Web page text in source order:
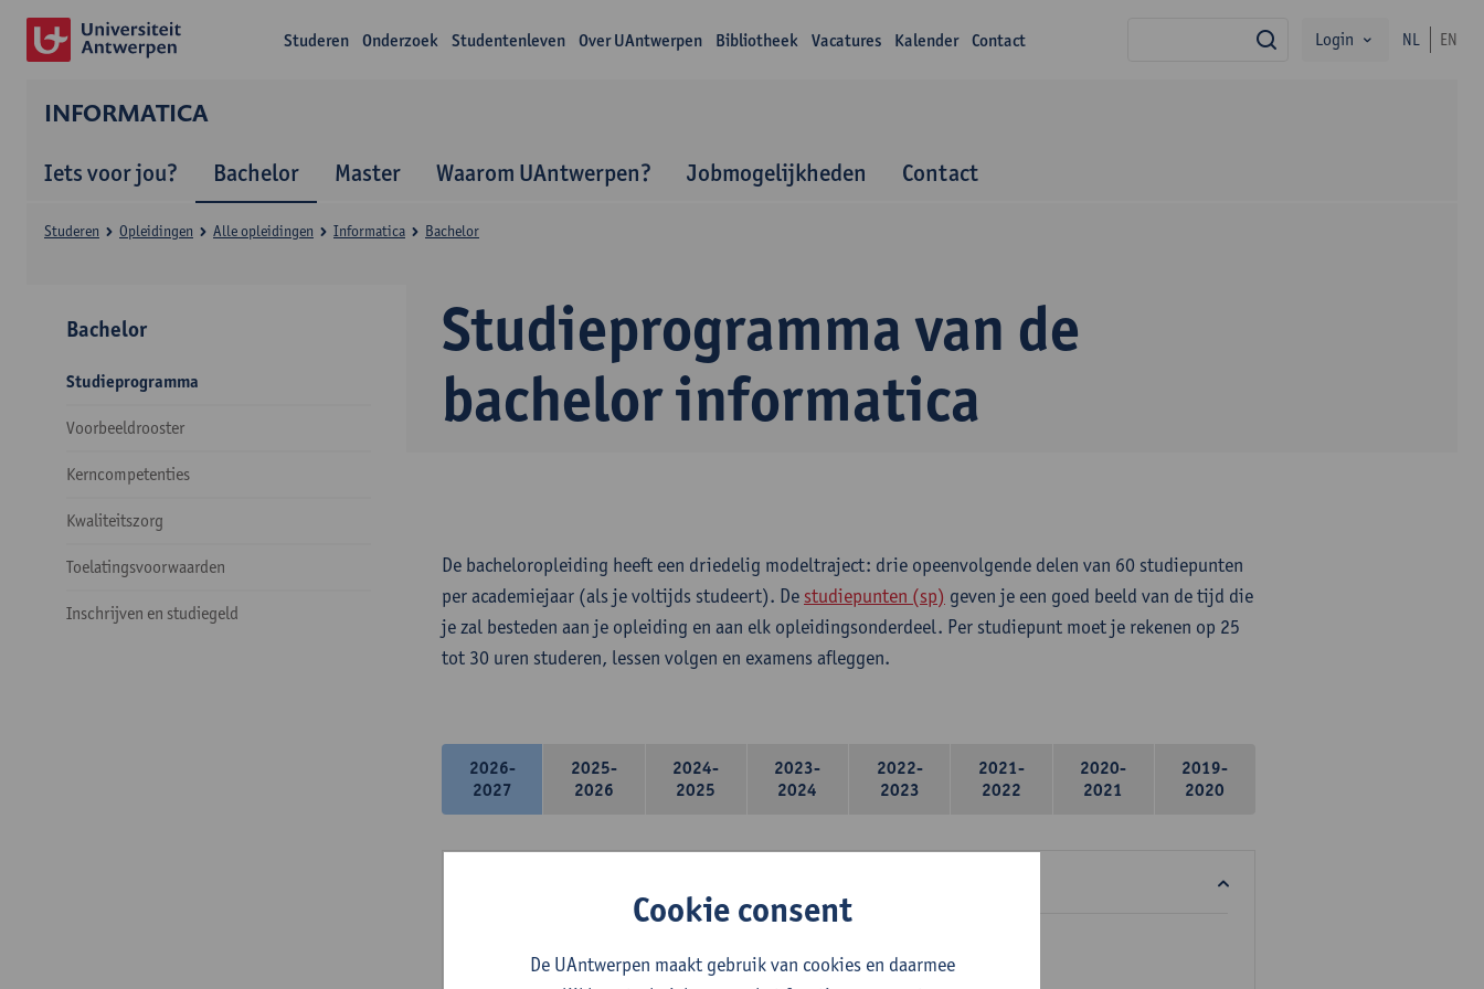
Studeren Onderzoek Studentenleven Over UAntwerpen Bibliotheek Vacatures Kalender Contact zoekLogin NL EN
INFORMATICA
Iets voor jou? Bachelor Master Waarom UAntwerpen? Jobmogelijkheden Contact
Studieprogramma van de
bachelor informatica
Studeren Opleidingen Alle opleidingen Informatica Bachelor
Bachelor
Studieprogramma
Voorbeeldrooster
Kerncompetenties
Kwaliteitszorg
Toelatingsvoorwaarden
Inschrijven en studiegeld
De bacheloropleiding heeft een driedelig modeltraject: drie opeenvolgende delen van 60 studiepunten
per academiejaar (als je voltijds studeert). De studiepunten (sp) geven je een goed beeld van de tijd die
je zal besteden aan je opleiding en aan elk opleidingsonderdeel. Per studiepunt moet je rekenen op 25
tot 30 uren studeren, lessen volgen en examens afleggen.
2026-
2027
2025-
2026
2024-
2025
2023-
2024
2022-
2023
2021-
2022
2020-
2021
2019-
2020
Deel 1 van het modeltraject is het standaard startpakket.
Cookie consent
De UAntwerpen maakt gebruik van cookies en daarmee